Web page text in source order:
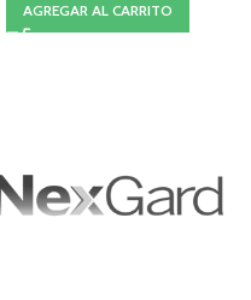
AGREGAR AL CARRITO